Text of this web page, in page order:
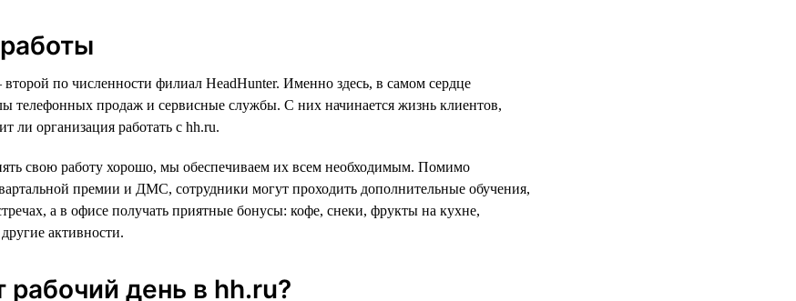
по численности филиал HeadHunter. Именно здесь, в самом сердце
телефонных продаж и сервисные службы. С них начинается жизнь клиентов,
ли организация работать с hh.ru.
свою работу хорошо, мы обеспечиваем их всем необходимым. Помимо
премии и ДМС, сотрудники могут проходить дополнительные обучения,
а в офисе получать приятные бонусы: кофе, снеки, фрукты на кухне,
активности.
рабочий день в hh.ru?